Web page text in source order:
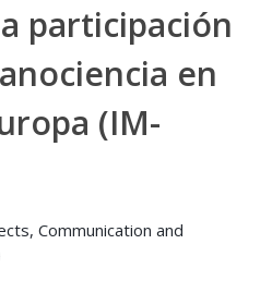
participación
en
(IM-
Communication and